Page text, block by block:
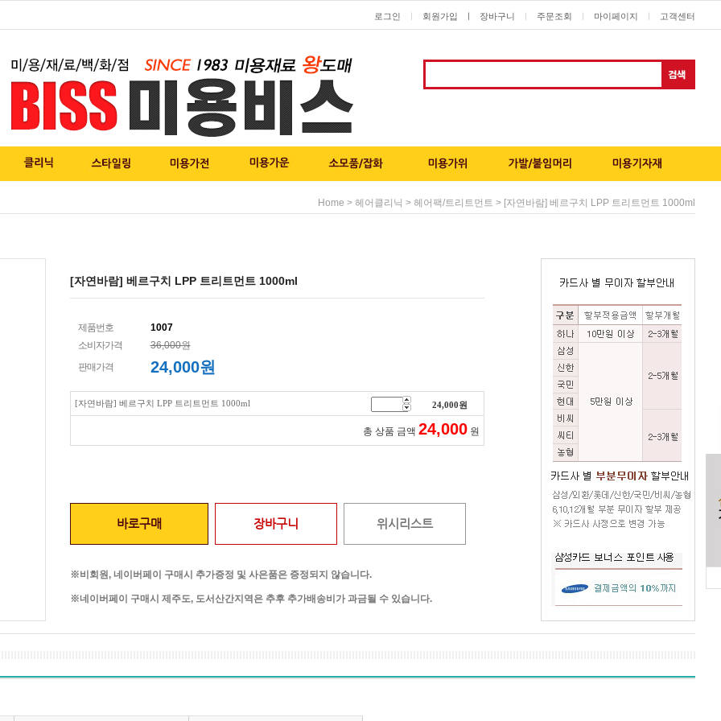
로그인 회원가입 ㅣ 장바구니 주문조회 마이페이지 고객센터
Home > 헤어클리닉 > 헤어팩/트리트먼트 > [자연바람] 베르구치 LPP 트리트먼트 1000ml
[자연바람] 베르구치 LPP 트리트먼트 1000ml
제품번호
1007
소비자가격
36,000원
판매가격
24,000원
[자연바람] 베르구치 LPP 트리트먼트 1000ml 24,000원
총 상품 금액 24,000 원
바로구매 장바구니 위시리스트
※비회원, 네이버페이 구매시 추가증정 및 사은품은 증정되지 않습니다.
※네이버페이 구매시 제주도, 도서산간지역은 추후 추가배송비가 과금될 수 있습니다.